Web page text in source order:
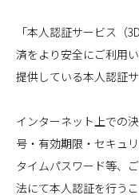
「本人認証サービス（
済をより安全にご利用
提供している本人認証サ
インターネット上での
号・有効期限・セキュ
タイムパスワード等、
法にて本人認証を行う